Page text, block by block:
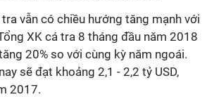
vẫn có chiều hướng tăng mạnh với
XK cá tra 8 tháng đầu năm 2018
20% so với cùng kỳ năm ngoái.
sẽ đạt khoảng 2,1 - 2,2 tỷ USD,
2017.